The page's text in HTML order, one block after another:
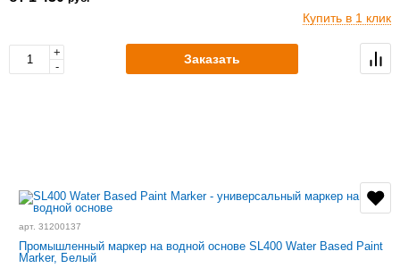
Купить в 1 клик
+
-
Заказать
арт. 31200137
Промышленный маркер на водной основе SL400 Water Based Paint
Marker, Белый